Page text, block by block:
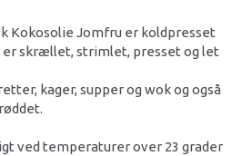
Kokosolie Jomfru er koldpresset
er skrællet, strimlet, presset og let
kager, supper og wok og også
ved temperaturer over 23 grader